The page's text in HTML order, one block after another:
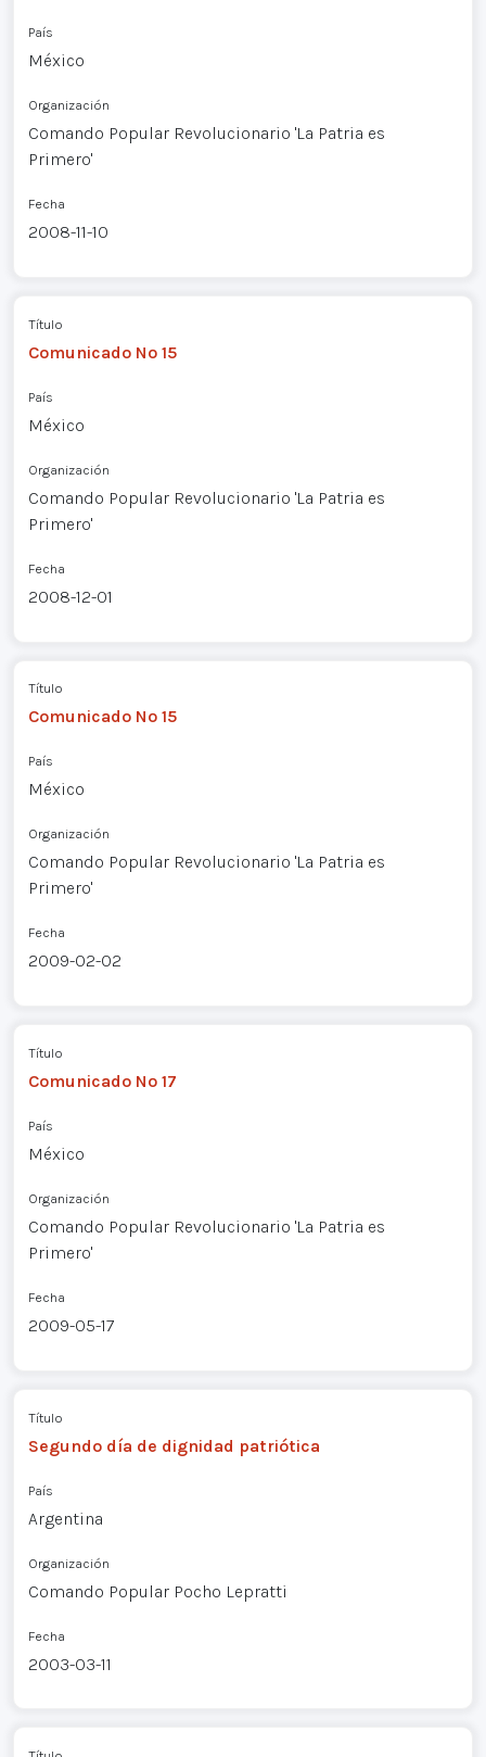
País
México
Organización
Comando Popular Revolucionario 'La Patria es
Primero'
Fecha
2008-11-10
Título
Comunicado Nº 15
País
México
Organización
Comando Popular Revolucionario 'La Patria es
Primero'
Fecha
2008-12-01
Título
Comunicado Nº 15
País
México
Organización
Comando Popular Revolucionario 'La Patria es
Primero'
Fecha
2009-02-02
Título
Comunicado Nº 17
País
México
Organización
Comando Popular Revolucionario 'La Patria es
Primero'
Fecha
2009-05-17
Título
Segundo día de dignidad patriótica
País
Argentina
Organización
Comando Popular Pocho Lepratti
Fecha
2003-03-11